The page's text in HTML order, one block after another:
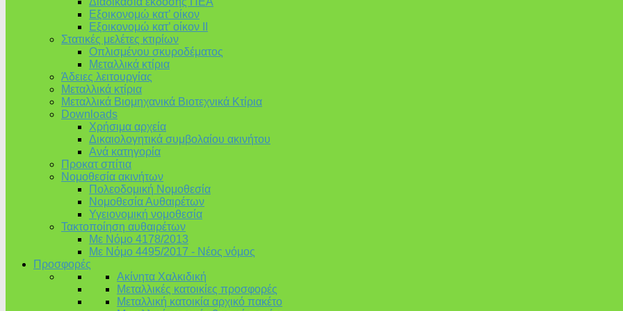
Εξοικονομώ κατ’ οίκoν
Εξοικονομώ κατ’ οίκον II
Στατικές μελέτες κτιρίων
Οπλισμένου σκυροδέματος
Μεταλλικά κτίρια
Άδειες λειτουργίας
Μεταλλικά κτίρια
Μεταλλικά Βιομηχανικά Βιοτεχνικά Κτίρια
Downloads
Χρήσιμα αρχεία
Δικαιολογητικά συμβολαίου ακινήτου
Ανά κατηγορία
Προκατ σπίτια
Νομοθεσία ακινήτων
Πολεοδομική Νομοθεσία
Νομοθεσία Αυθαιρέτων
Υγειονομική νομοθεσία
Τακτοποίηση αυθαιρέτων
Με Νόμο 4178/2013
Με Νόμο 4495/2017 - Νέος νόμος
Προσφορές
Ακίνητα Χαλκιδική
Μεταλλικές κατοικίες προσφορές
Μεταλλική κατοικία αρχικό πακέτο